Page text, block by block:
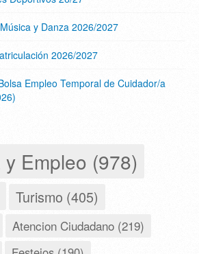
y Danza 2026/2027
2026/2027
Empleo Temporal de Cuidador/a
Empleo (978)
Turismo (405)
Atencion Ciudadano (219)